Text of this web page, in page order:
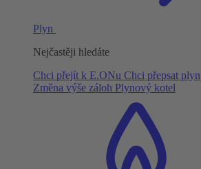
Plyn
Nejčastěji hledáte
Chci přejít k E.ONu Chci přepsat plyn
Změna výše záloh Plynový kotel